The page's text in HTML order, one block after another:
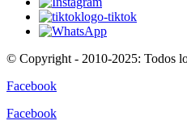
© Copyright - 2010-2025: Todos
Facebook
Facebook